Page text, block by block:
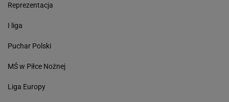
Reprezentacja
I liga
Puchar Polski
MŚ w Piłce Nożnej
Liga Europy